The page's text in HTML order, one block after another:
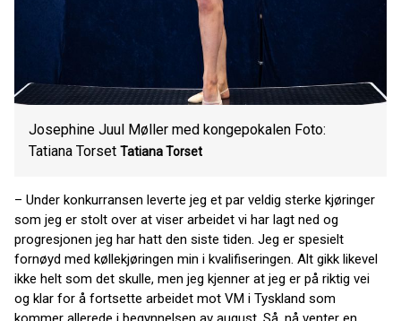
Josephine Juul Møller med kongepokalen Foto:
Tatiana Torset Tatiana Torset
– Under konkurransen leverte jeg et par veldig sterke kjøringer
som jeg er stolt over at viser arbeidet vi har lagt ned og
progresjonen jeg har hatt den siste tiden. Jeg er spesielt
fornøyd med køllekjøringen min i kvalifiseringen. Alt gikk likevel
ikke helt som det skulle, men jeg kjenner at jeg er på riktig vei
og klar for å fortsette arbeidet mot VM i Tyskland som